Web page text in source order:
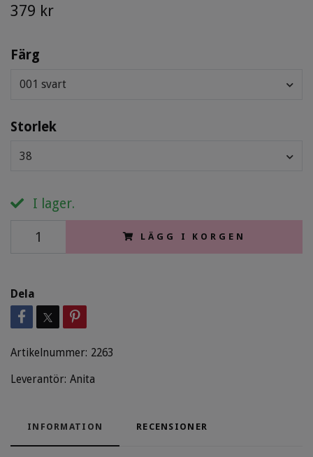
379 kr
Färg
001 svart
Storlek
38
I lager.
LÄGG I KORGEN
Dela
Artikelnummer: 2263
Leverantör: Anita
INFORMATION RECENSIONER